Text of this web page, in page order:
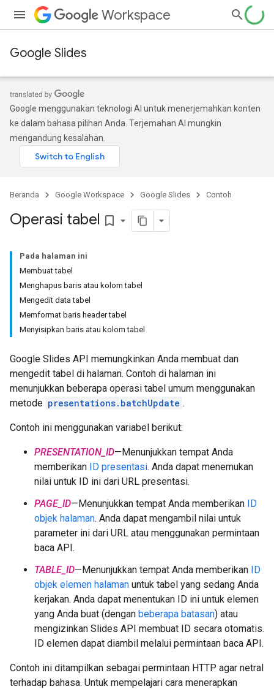
Workspace
Google Slides
Google menggunakan teknologi AI untuk menerjemahkan konten
ke dalam bahasa pilihan Anda. Terjemahan AI mungkin
mengandung kesalahan.
Beranda Google Workspace Google Slides Contoh
Operasi tabel bookmark_border
Pada halaman ini
Membuat tabel
Menghapus baris atau kolom tabel
Mengedit data tabel
Memformat baris header tabel
Menyisipkan baris atau kolom tabel
Google Slides API memungkinkan Anda membuat dan
mengedit tabel di halaman. Contoh di halaman ini
menunjukkan beberapa operasi tabel umum menggunakan
metode presentations.batchUpdate .
Contoh ini menggunakan variabel berikut:
PRESENTATION_ID—Menunjukkan tempat Anda
memberikan ID presentasi. Anda dapat menemukan
nilai untuk ID ini dari URL presentasi.
PAGE_ID—Menunjukkan tempat Anda memberikan ID
objek halaman. Anda dapat mengambil nilai untuk
parameter ini dari URL atau menggunakan permintaan
baca API.
TABLE_ID—Menunjukkan tempat Anda memberikan ID
objek elemen halaman untuk tabel yang sedang Anda
kerjakan. Anda dapat menentukan ID ini untuk elemen
yang Anda buat (dengan beberapa batasan) atau
mengizinkan Slides API membuat ID secara otomatis.
ID elemen dapat diambil melalui permintaan baca API.
Contoh ini ditampilkan sebagai permintaan HTTP agar netral
terhadap bahasa. Untuk mempelajari cara menerapkan